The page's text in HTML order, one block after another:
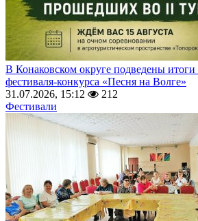
В Конаковском округе подведены итоги
фестиваля-конкурса «Песня на Волге»
31.07.2026, 15:12
212
Фестивали